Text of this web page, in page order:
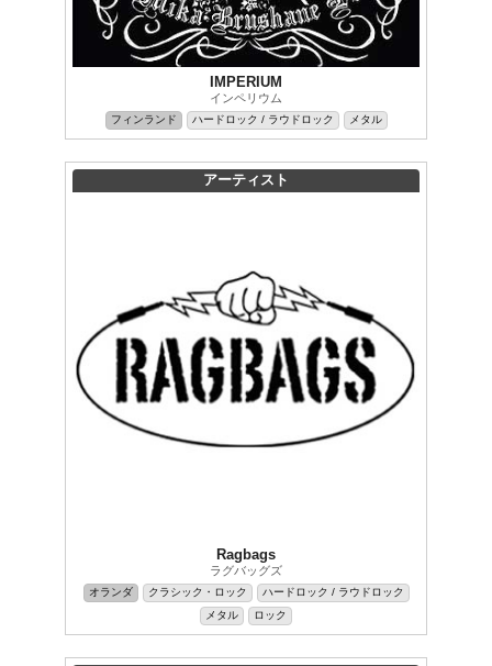
IMPERIUM
インペリウム
フィンランド ハードロック / ラウドロック メタル
アーティスト
Ragbags
ラグバッグズ
オランダ クラシック・ロック
ハードロック / ラウドロック
メタル
ロック